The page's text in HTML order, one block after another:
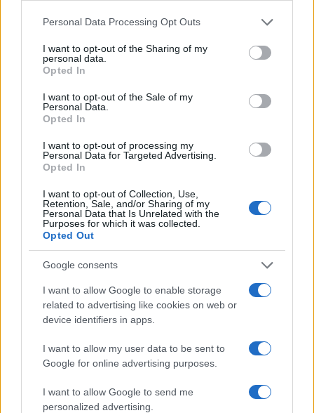
Please note that this website/app uses one or more Google
not limited to your visit or usage behaviour. You may click to
grant or deny consent to Google and its third-party tags to
use your data for below specified purposes in below Google
consent section.
Personal Data Processing Opt Outs
I want to opt-out of the Sharing of my
personal data.
Opted In
I want to opt-out of the Sale of my
Personal Data.
Opted In
I want to opt-out of processing my
Personal Data for Targeted Advertising.
Opted In
I want to opt-out of Collection, Use,
Retention, Sale, and/or Sharing of my
Personal Data that Is Unrelated with the
Purposes for which it was collected.
Opted Out
Google consents
I want to allow Google to enable storage
related to advertising like cookies on web or
device identifiers in apps.
I want to allow my user data to be sent to
Google for online advertising purposes.
I want to allow Google to send me
personalized advertising.
è parte integrante dell’ecosistema. La sfida resta
trovare un equilibrio tra il fascino delle tracce
perdute e la necessità di mantenere il controllo
AUTORE
Cristian Castiglioni
blogger dopo aver postato una guida sui
bacari e ricevuto centinaia di messaggi: quella
reazione spinse la sua trasformazione in
redattore. Cura contenuti amichevoli e porta in
cicchetti.